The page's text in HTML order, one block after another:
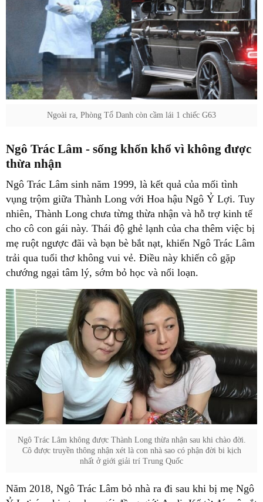
Ngoài ra, Phòng Tổ Danh còn cầm lái 1 chiếc G63
Ngô Trác Lâm - sống khốn khổ vì không được
thừa nhận
Ngô Trác Lâm sinh năm 1999, là kết quả của mối tình
vụng trộm giữa Thành Long với Hoa hậu Ngô Ỷ Lợi. Tuy
nhiên, Thành Long chưa từng thừa nhận và hỗ trợ kinh tế
cho cô con gái này. Thái độ ghẻ lạnh của cha thêm việc bị
mẹ ruột ngược đãi và bạn bè bắt nạt, khiến Ngô Trác Lâm
trải qua tuổi thơ không vui vẻ. Điều này khiến cô gặp
chướng ngại tâm lý, sớm bỏ học và nổi loạn.
Ngô Trác Lâm không được Thành Long thừa nhận sau khi chào đời.
Cô được truyền thông nhận xét là con nhà sao có phận đời bi kịch
nhất ở giới giải trí Trung Quốc
Năm 2018, Ngô Trác Lâm bỏ nhà ra đi sau khi bị mẹ Ngô